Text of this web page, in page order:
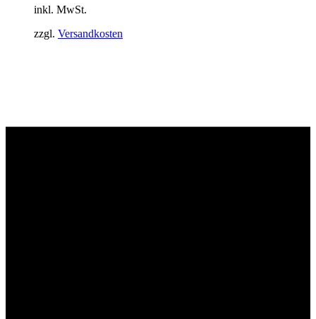
inkl. MwSt.
zzgl. Versandkosten